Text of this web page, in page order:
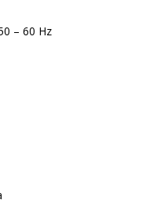
– 60 Hz